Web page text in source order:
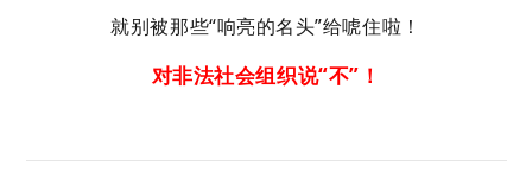
就别被那些“响亮的名头”给唬住啦！
对非法社会组织说“不”！